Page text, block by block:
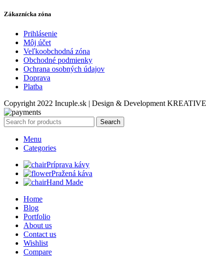
Zákaznícka zóna
Prihlásenie
Môj účet
Veľkoobchodná zóna
Obchodné podmienky
Ochrana osobných údajov
Doprava
Platba
Copyright 2022 Incuple.sk | Design & Development KREATIVE
Search
Menu
Categories
Príprava kávy
Pražená káva
Hand Made
Home
Blog
Portfolio
About us
Contact us
Wishlist
Compare